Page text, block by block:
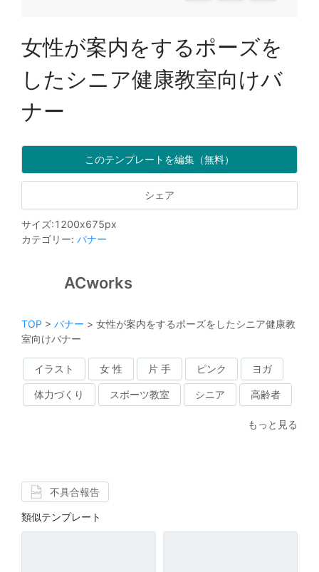
女性が案内をするポーズを
したシニア健康教室向けバ
ナー
このテンプレートを編集（無料）
シェア
サイズ:1200x675px
カテゴリー: バナー
ACworks
TOP > バナー > 女性が案内をするポーズをしたシニア健康教
室向けバナー
イラスト 女 性 片 手 ピンク ヨガ
体力づくり スポーツ教室 シニア 高齢者
もっと見る
不具合報告
類似テンプレート